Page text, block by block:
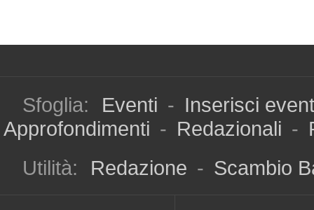
Sfoglia: Eventi - Inserisci
Approfondimenti - Redazionali -
Utilità:
Redazione - Scambio